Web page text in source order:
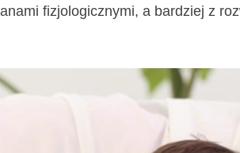
fizjologicznymi, a bardziej z